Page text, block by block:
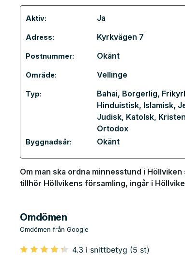
Aktiv: Ja
Adress: Kyrkvägen 7
Postnummer: Okänt
Område: Vellinge
Typ: Bahai, Borgerlig,
Hinduistisk, Islamisk,
Judisk, Katolsk, Kristen
Ortodox
Byggnadsår: Okänt
Om man ska ordna minnesstund i
tillhör Höllvikens församling, ingår i
Omdömen
Omdömen från Google
4.3 i snittbetyg (5 st)